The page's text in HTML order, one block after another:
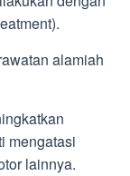
alamiah
mengatasi
lainnya.